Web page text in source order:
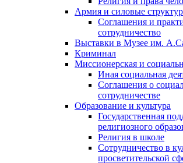
Армия и силовые
Соглашения и
сотрудничество
Выставки в Музее им.
Криминал
Миссионерская и
Иная социальная
Соглашения о
сотрудничестве
Образование и культура
Государственная
религиозного
Религия в школе
Сотрудничество в
просветительской